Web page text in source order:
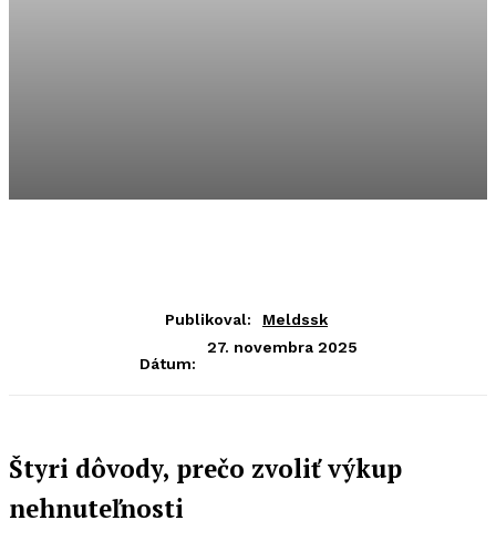
Publikoval: Meldssk
Dátum:
27. novembra 2025
Štyri dôvody, prečo zvoliť výkup
nehnuteľnosti